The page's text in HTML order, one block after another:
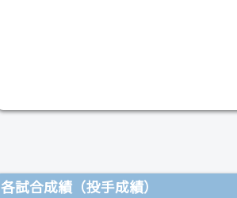
各試合成績（投手成績）